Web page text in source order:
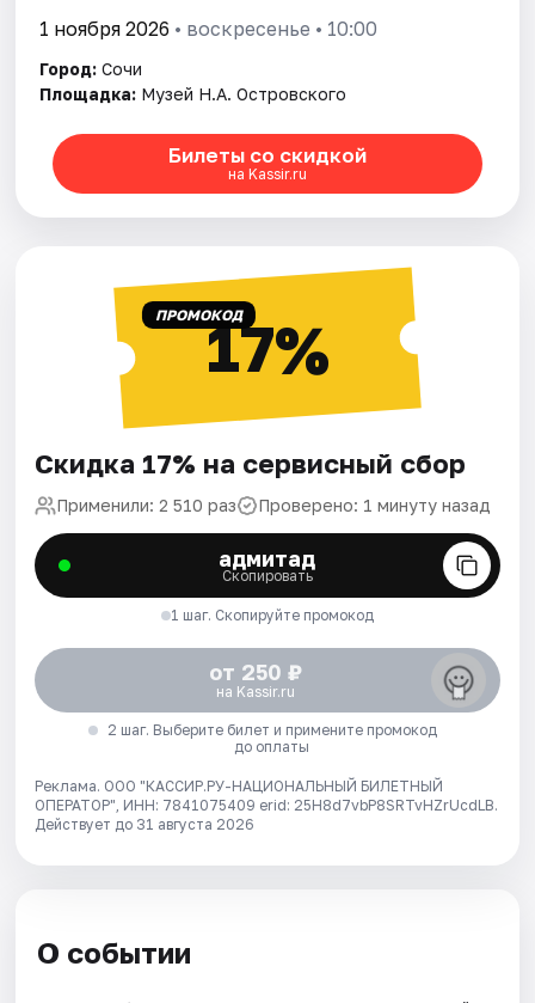
1 ноября 2026 • воскресенье • 10:00
Город: Сочи
Площадка: Музей Н.А. Островского
Билеты со скидкой
на Kassir.ru
ПРОМОКОД17%
Скидка 17% на сервисный сбор
Применили: 2 510 раз Проверено: 1 минуту назад
адмитад
Скопировать
1 шаг. Скопируйте промокод
от 250 ₽
на Kassir.ru
2 шаг. Выберите билет и примените промокод
до оплаты
Реклама. ООО "КАССИР.РУ-НАЦИОНАЛЬНЫЙ БИЛЕТНЫЙ
ОПЕРАТОР", ИНН: 7841075409 erid: 25H8d7vbP8SRTvHZrUcdLB.
Действует до 31 августа 2026
О событии